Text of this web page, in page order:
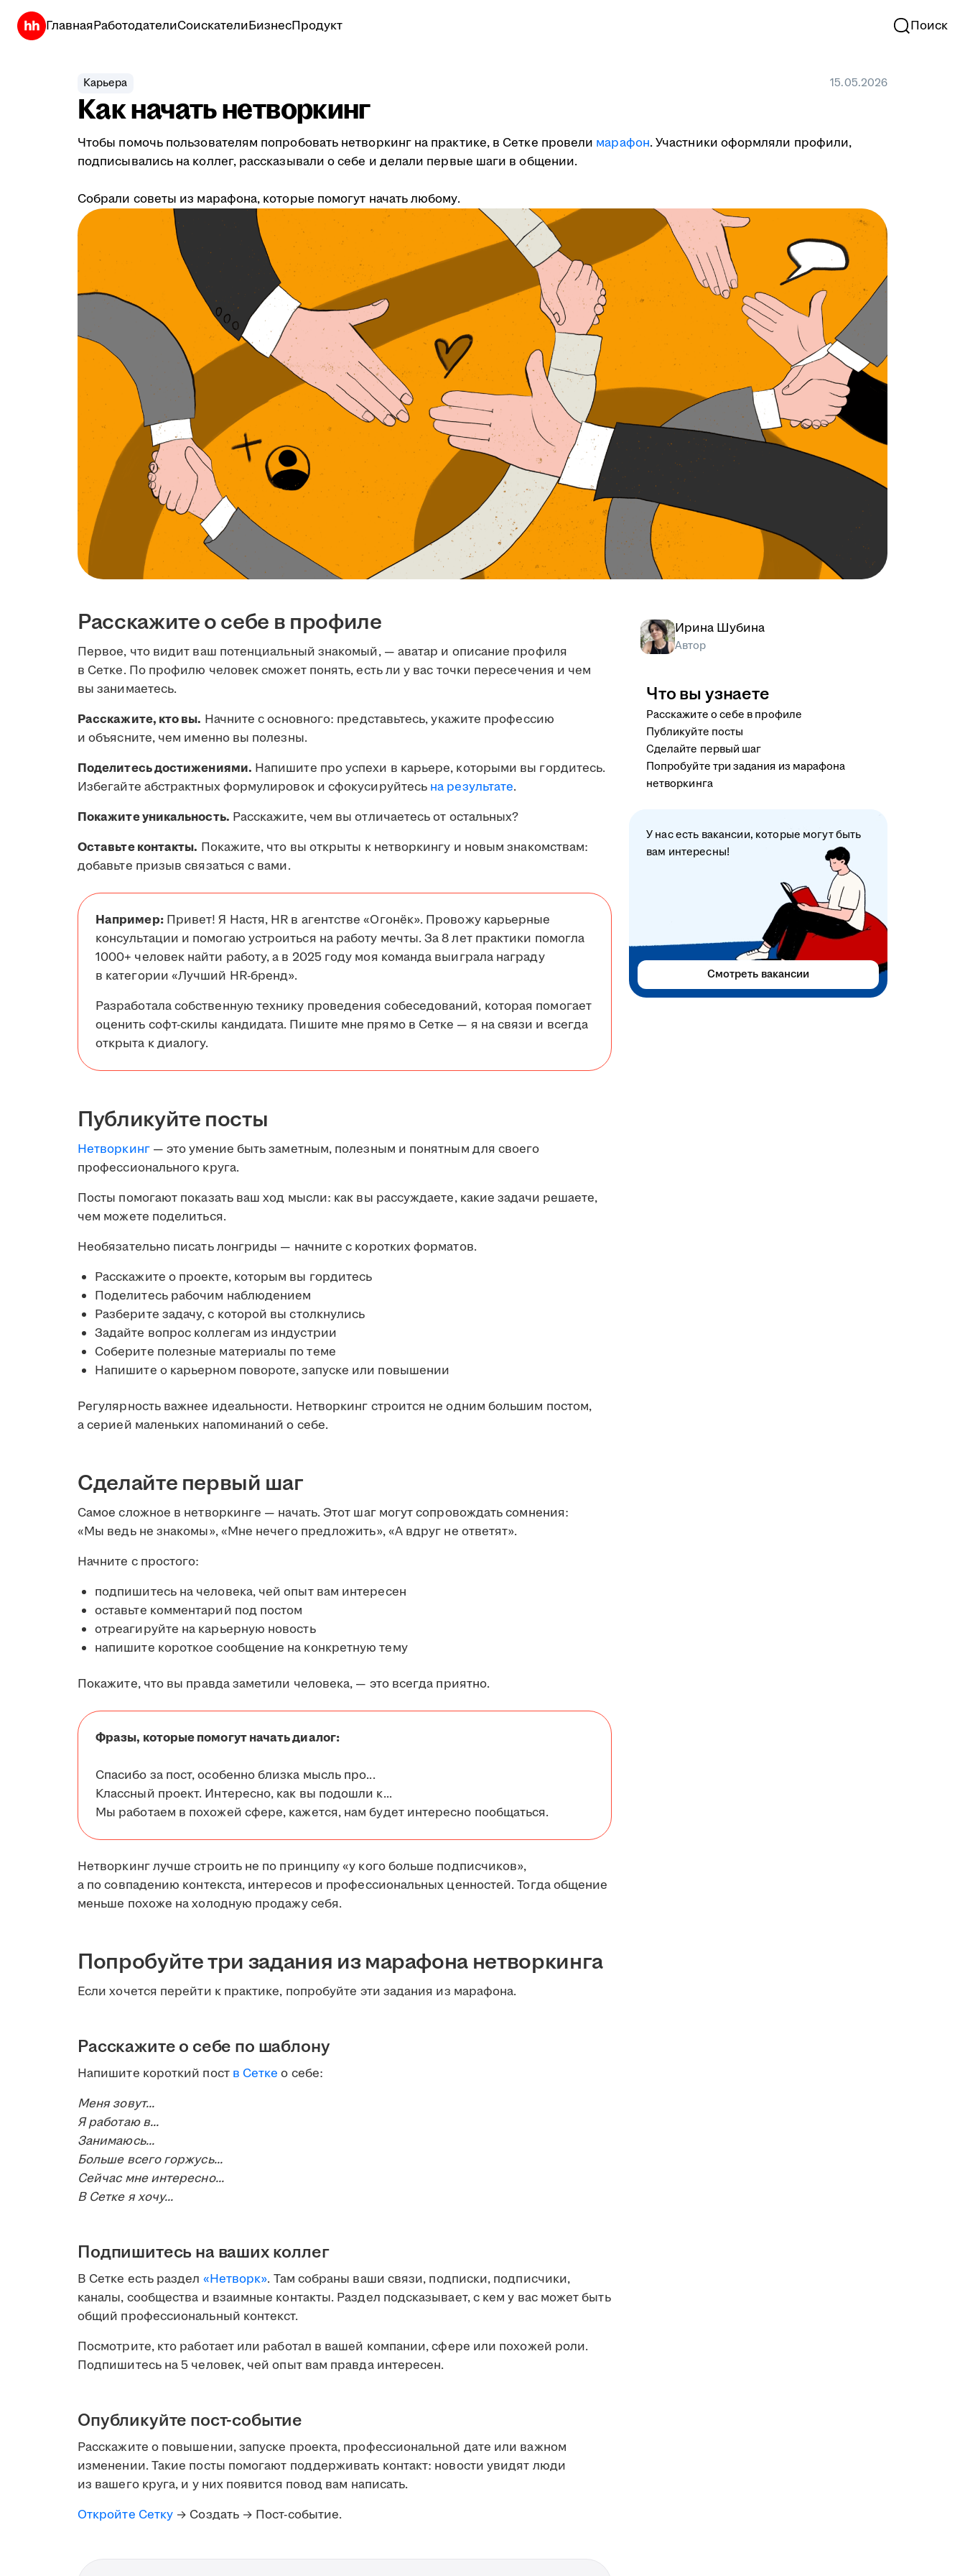
ГлавнаяРаботодателиСоискателиБизнесПродукт Поиск
Карьера 15.05.2026
Как начать нетворкинг
Чтобы помочь пользователям попробовать нетворкинг на практике, в Сетке провели марафон. Участники оформляли профили,
подписывались на коллег, рассказывали о себе и делали первые шаги в общении.
Собрали советы из марафона, которые помогут начать любому.
Расскажите о себе в профиле
Первое, что видит ваш потенциальный знакомый, — аватар и описание профиля
в Сетке. По профилю человек сможет понять, есть ли у вас точки пересечения и чем
вы занимаетесь.
Расскажите, кто вы. Начните с основного: представьтесь, укажите профессию
и объясните, чем именно вы полезны.
Поделитесь достижениями. Напишите про успехи в карьере, которыми вы гордитесь.
Избегайте абстрактных формулировок и сфокусируйтесь на результате.
Покажите уникальность. Расскажите, чем вы отличаетесь от остальных?
Оставьте контакты. Покажите, что вы открыты к нетворкингу и новым знакомствам:
добавьте призыв связаться с вами.
Например:Привет! Я Настя, HR в агентстве «Огонёк». Провожу карьерные
консультации и помогаю устроиться на работу мечты. За 8 лет практики помогла
1000+ человек найти работу, а в 2025 году моя команда выиграла награду
в категории «Лучший HR-бренд».
Разработала собственную технику проведения собеседований, которая помогает
оценить софт-скилы кандидата. Пишите мне прямо в Сетке — я на связи и всегда
открыта к диалогу.
Публикуйте посты
Нетворкинг— это умение быть заметным, полезным и понятным для своего
профессионального круга.
Посты помогают показать ваш ход мысли: как вы рассуждаете, какие задачи решаете,
чем можете поделиться.
Необязательно писать лонгриды — начните с коротких форматов.
Расскажите о проекте, которым вы гордитесь
Поделитесь рабочим наблюдением
Разберите задачу, с которой вы столкнулись
Задайте вопрос коллегам из индустрии
Соберите полезные материалы по теме
Напишите о карьерном повороте, запуске или повышении
Регулярность важнее идеальности. Нетворкинг строится не одним большим постом,
а серией маленьких напоминаний о себе.
Сделайте первый шаг
Самое сложное в нетворкинге — начать. Этот шаг могут сопровождать сомнения:
«Мы ведь не знакомы», «Мне нечего предложить», «А вдруг не ответят».
Начните с простого:
подпишитесь на человека, чей опыт вам интересен
оставьте комментарий под постом
отреагируйте на карьерную новость
напишите короткое сообщение на конкретную тему
Покажите, что вы правда заметили человека, — это всегда приятно.
Фразы, которые помогут начать диалог:
Спасибо за пост, особенно близка мысль про...
Классный проект. Интересно, как вы подошли к...
Мы работаем в похожей сфере, кажется, нам будет интересно пообщаться.
Нетворкинг лучше строить не по принципу «у кого больше подписчиков»,
а по совпадению контекста, интересов и профессиональных ценностей. Тогда общение
меньше похоже на холодную продажу себя.
Попробуйте три задания из марафона нетворкинга
Если хочется перейти к практике, попробуйте эти задания из марафона.
Расскажите о себе по шаблону
Напишите короткий пост в Сетке о себе:
Меня зовут...
Я работаю в...
Занимаюсь...
Больше всего горжусь...
Сейчас мне интересно...
В Сетке я хочу...
Подпишитесь на ваших коллег
В Сетке есть раздел «Нетворк». Там собраны ваши связи, подписки, подписчики,
каналы, сообщества и взаимные контакты. Раздел подсказывает, с кем у вас может быть
общий профессиональный контекст.
Посмотрите, кто работает или работал в вашей компании, сфере или похожей роли.
Подпишитесь на 5 человек, чей опыт вам правда интересен.
Опубликуйте пост-событие
Расскажите о повышении, запуске проекта, профессиональной дате или важном
изменении. Такие посты помогают поддерживать контакт: новости увидят люди
из вашего круга, и у них появится повод вам написать.
Откройте Сетку → Создать → Пост-событие.
Ирина Шубина
Автор
Что вы узнаете
Расскажите о себе в профиле
Публикуйте посты
Сделайте первый шаг
Попробуйте три задания из марафона
нетворкинга
У нас есть вакансии, которые могут быть
вам интересны!
Смотреть вакансии